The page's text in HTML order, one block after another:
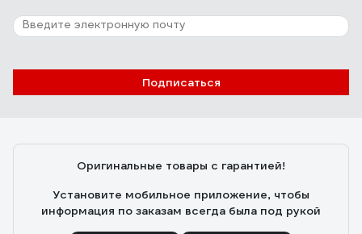
Подписаться
Оригинальные товары с гарантией!
Установите мобильное приложение, чтобы
информация по заказам всегда была под рукой